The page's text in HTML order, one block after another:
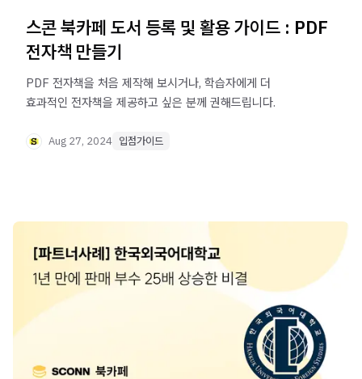
스콘 북카페 도서 등록 및 활용 가이드 : PDF
전자책 만들기
PDF 전자책을 처음 제작해 보시거나, 학습자에게 더
효과적인 전자책을 제공하고 싶은 분께 권해드립니다.
Aug 27, 2024 입점가이드